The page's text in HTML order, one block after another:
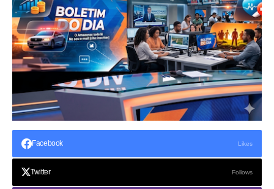
Facebook Likes
Twitter Follows